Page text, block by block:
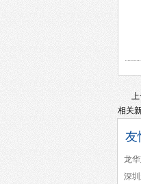
相关
友
龙
深